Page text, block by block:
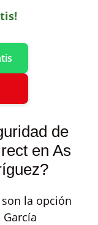
de
en As
son la opción